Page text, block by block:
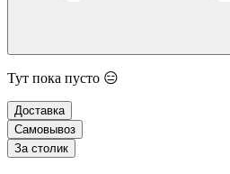
Тут пока пусто 😑
Доставка
Самовывоз
За столик